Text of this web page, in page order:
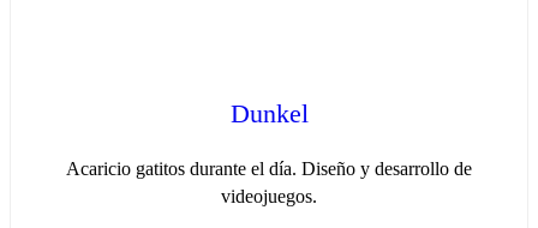
Dunkel
Acaricio gatitos durante el día. Diseño y desarrollo de
videojuegos.